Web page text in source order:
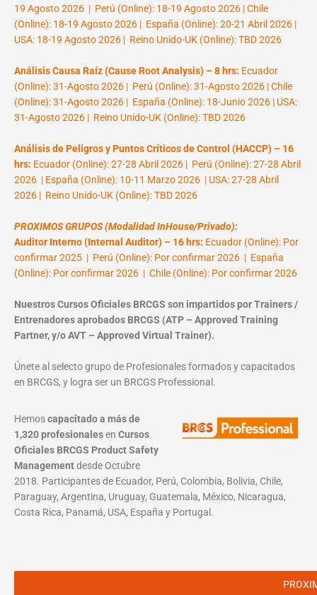
19 Agosto 2026 | Perú (Online): 18-19 Agosto 2026 | Chile
(Online): 18-19 Agosto 2026 | España (Online): 20-21 Abril 2026 |
USA: 18-19 Agosto 2026 | Reino Unido-UK (Online): TBD 2026
Análisis Causa Raíz (Cause Root Analysis) – 8 hrs: Ecuador
(Online): 31-Agosto 2026 | Perú (Online): 31-Agosto 2026 | Chile
(Online): 31-Agosto 2026 | España (Online): 18-Junio 2026 | USA:
31-Agosto 2026 | Reino Unido-UK (Online): TBD 2026
Análisis de Peligros y Puntos Críticos de Control (HACCP) – 16
hrs: Ecuador (Online): 27-28 Abril 2026 | Perú (Online): 27-28 Abril
2026 | España (Online): 10-11 Marzo 2026 | USA: 27-28 Abril
2026 | Reino Unido-UK (Online): TBD 2026
PROXIMOS GRUPOS (Modalidad InHouse/Privado):
Auditor Interno (Internal Auditor) – 16 hrs: Ecuador (Online): Por
confirmar 2025 | Perú (Online): Por confirmar 2026 | España
(Online): Por confirmar 2026 | Chile (Online): Por confirmar 2026
Nuestros Cursos Oficiales BRCGS son impartidos por Trainers /
Entrenadores aprobados BRCGS (ATP – Approved Training
Partner, y/o AVT – Approved Virtual Trainer).
Únete al selecto grupo de Profesionales formados y capacitados
en BRCGS, y logra ser un BRCGS Professional.
Hemoscapacitado a más de
1,320 profesionalesen Cursos
Oficiales BRCGS Product Safety
Managementdesde Octubre
2018. Participantes de Ecuador, Perú, Colombia, Bolivia, Chile,
Paraguay, Argentina, Uruguay, Guatemala, México, Nicaragua,
Costa Rica, Panamá, USA, España y Portugal.